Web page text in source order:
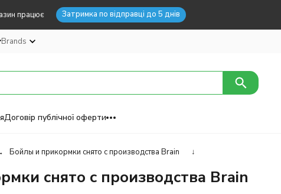
працює Затримка по відправці до 5 днів
Brands
Договір публічної оферти
Бойлы и прикормки снято с производства Brain ↓
снято с производства Brain